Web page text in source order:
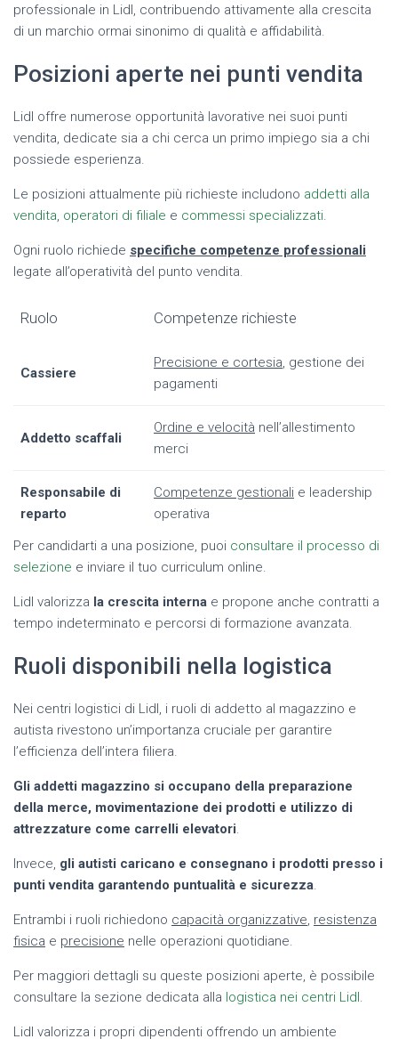
professionale in Lidl, contribuendo attivamente alla crescita
di un marchio ormai sinonimo di qualità e affidabilità.
Posizioni aperte nei punti vendita
Lidl offre numerose opportunità lavorative nei suoi punti
vendita, dedicate sia a chi cerca un primo impiego sia a chi
possiede esperienza.
Le posizioni attualmente più richieste includono addetti alla
vendita, operatori di filiale e commessi specializzati.
Ogni ruolo richiede specifiche competenze professionali
legate all’operatività del punto vendita.
Ruolo Competenze richieste
Cassiere
Precisione e cortesia, gestione dei
pagamenti
Addetto scaffali
Ordine e velocità nell’allestimento
merci
Responsabile di
reparto
Competenze gestionali e leadership
operativa
Per candidarti a una posizione, puoi consultare il processo di
selezione e inviare il tuo curriculum online.
Lidl valorizza la crescita interna e propone anche contratti a
tempo indeterminato e percorsi di formazione avanzata.
Ruoli disponibili nella logistica
Nei centri logistici di Lidl, i ruoli di addetto al magazzino e
autista rivestono un’importanza cruciale per garantire
l’efficienza dell’intera filiera.
Gli addetti magazzino si occupano della preparazione
della merce, movimentazione dei prodotti e utilizzo di
attrezzature come carrelli elevatori.
Invece, gli autisti caricano e consegnano i prodotti presso i
punti vendita garantendo puntualità e sicurezza.
Entrambi i ruoli richiedono capacità organizzative, resistenza
fisica e precisione nelle operazioni quotidiane.
Per maggiori dettagli su queste posizioni aperte, è possibile
consultare la sezione dedicata alla logistica nei centri Lidl.
Lidl valorizza i propri dipendenti offrendo un ambiente